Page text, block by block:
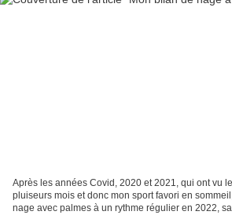
Après les années Covid, 2020 et 2021, qui ont vu
pluiseurs mois et donc mon sport favori en
nage avec palmes à un rythme régulier en 2022,